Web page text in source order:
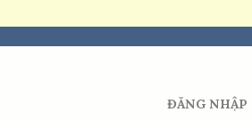
ĐĂNG NHẬP